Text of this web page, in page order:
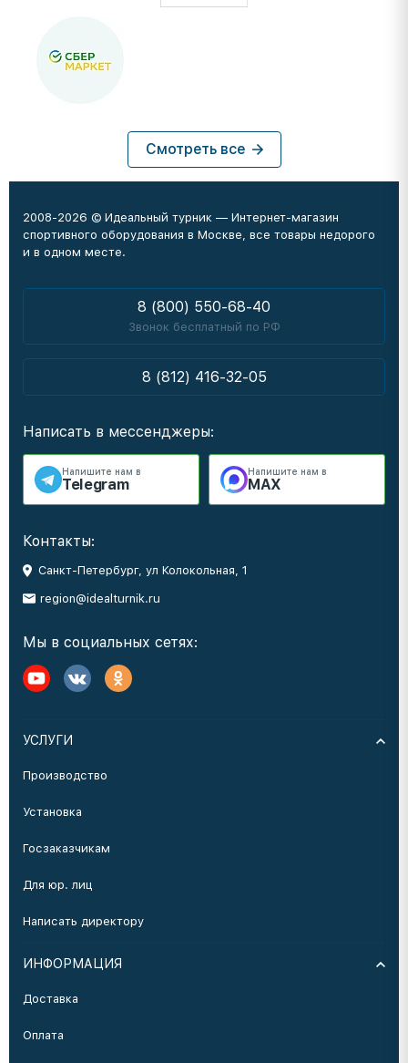
Смотреть все
2008-2026 © Идеальный турник — Интернет-магазин
спортивного оборудования в Москве, все товары недорого
и в одном месте.
8 (800) 550-68-40
Звонок бесплатный по РФ
8 (812) 416-32-05
Написать в мессенджеры:
Напишите нам в
Telegram
Напишите нам в
MAX
Контакты:
Санкт-Петербург, ул Колокольная, 1
region@idealturnik.ru
Мы в социальных сетях:
УСЛУГИ
Производство
Установка
Госзаказчикам
Для юр. лиц
Написать директору
ИНФОРМАЦИЯ
Доставка
Оплата